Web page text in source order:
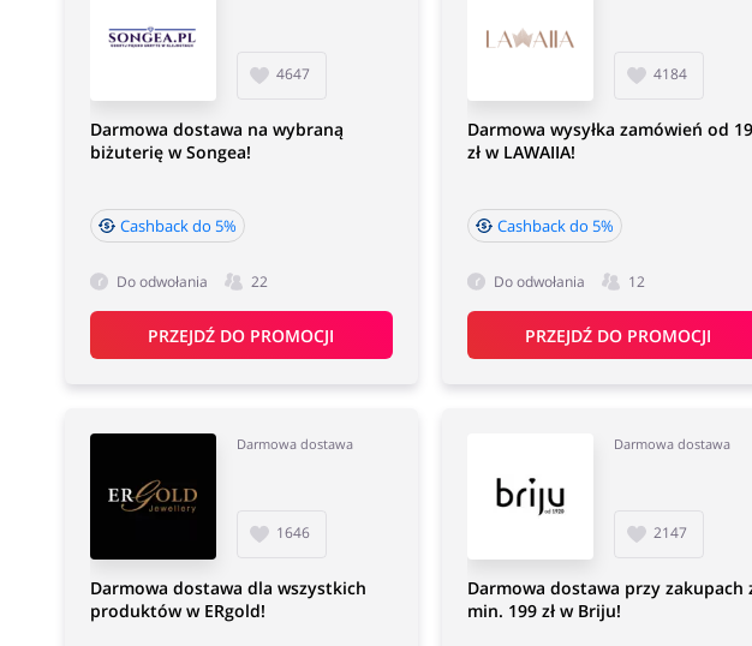
4647
Darmowa dostawa na wybraną
biżuterię w Songea!
Cashback do 5%
Do odwołania 22
PRZEJDŹ DO PROMOCJI
4184
Darmowa wysyłka zamówień od
zł w LAWAIIA!
Cashback do 5%
Do odwołania 12
PRZEJDŹ DO PROMOCJI
Darmowa dostawa
1646
Darmowa dostawa dla wszystkich
produktów w ERgold!
Darmowa dostawa
2147
Darmowa dostawa przy zakupach
min. 199 zł w Briju!